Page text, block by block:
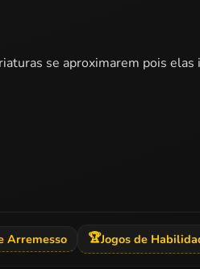
se aproximarem pois
Arremesso 🏆Jogos de